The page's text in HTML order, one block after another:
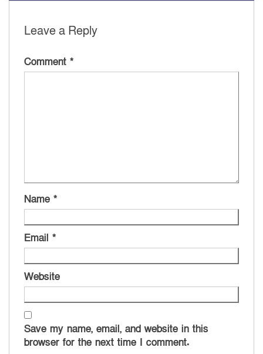
Leave a Reply
Comment *
Name *
Email *
Website
Save my name, email, and website in this
browser for the next time I comment.